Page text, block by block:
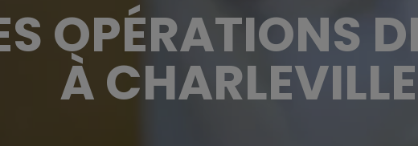
OPÉRATIONS
À CHARLEVILLE